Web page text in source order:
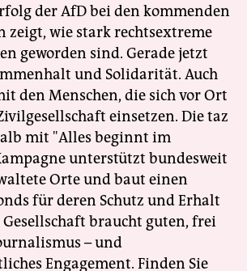
der AfD bei den kommenden
zeigt, wie stark rechtsextreme
geworden sind. Gerade jetzt
und Solidarität. Auch
den Menschen, die sich vor Ort
einsetzen. Die taz
mit "Alles beginnt im
unterstützt bundesweit
Orte und baut einen
für deren Schutz und Erhalt
braucht guten, frei
– und
Engagement. Finden Sie